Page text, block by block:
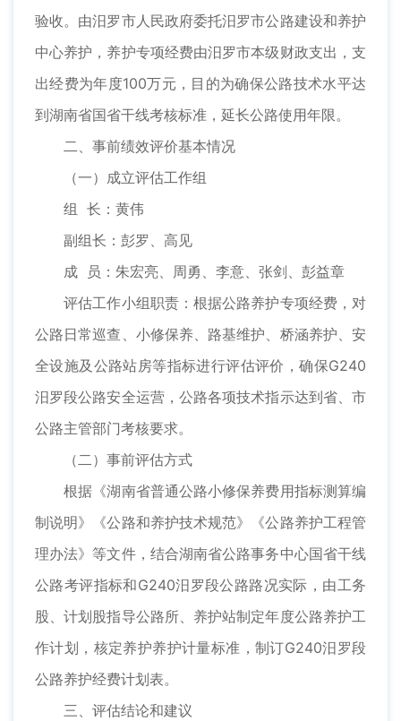
验收。由汨罗市人民政府委托汨罗市公路建设和养护
中心养护，养护专项经费由汨罗市本级财政支出，支
出经费为年度100万元，目的为确保公路技术水平达
到湖南省国省干线考核标准，延长公路使用年限。
二、事前绩效评价基本情况
（一）成立评估工作组
组 长：黄伟
副组长：彭罗、高见
成 员：朱宏亮、周勇、李意、张剑、彭益章
评估工作小组职责：根据公路养护专项经费，对
公路日常巡查、小修保养、路基维护、桥涵养护、安
全设施及公路站房等指标进行评估评价，确保G240
汨罗段公路安全运营，公路各项技术指示达到省、市
公路主管部门考核要求。
（二）事前评估方式
根据《湖南省普通公路小修保养费用指标测算编
制说明》《公路和养护技术规范》《公路养护工程管
理办法》等文件，结合湖南省公路事务中心国省干线
公路考评指标和G240汨罗段公路路况实际，由工务
股、计划股指导公路所、养护站制定年度公路养护工
作计划，核定养护养护计量标准，制订G240汨罗段
公路养护经费计划表。
三、评估结论和建议